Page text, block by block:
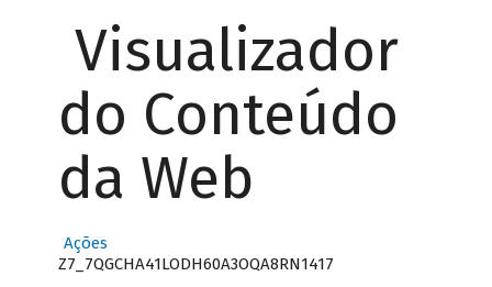
Visualizador
do Conteúdo
da Web
Ações
Z7_7QGCHA41LODH60A3OQA8RN1417